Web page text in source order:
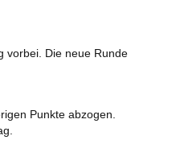
vorbei. Die neue Runde
Punkte abzogen.